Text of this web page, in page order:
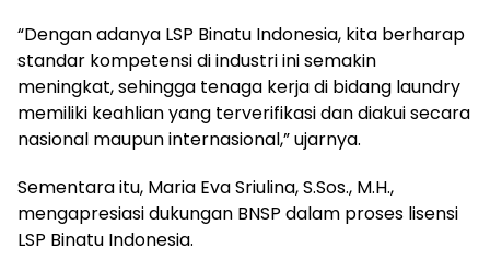
“Dengan adanya LSP Binatu Indonesia, kita berharap
standar kompetensi di industri ini semakin
meningkat, sehingga tenaga kerja di bidang laundry
memiliki keahlian yang terverifikasi dan diakui secara
nasional maupun internasional,” ujarnya.
Sementara itu, Maria Eva Sriulina, S.Sos., M.H.,
mengapresiasi dukungan BNSP dalam proses lisensi
LSP Binatu Indonesia.